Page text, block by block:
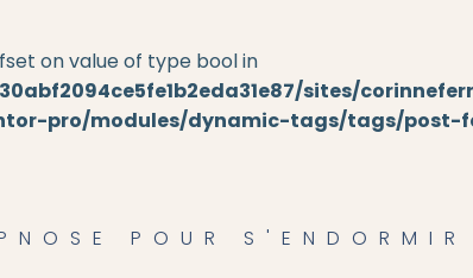
on value of type bool in
sites/
pro/modules/dynamic-tags/tags/post-
POUR S'ENDORMIR